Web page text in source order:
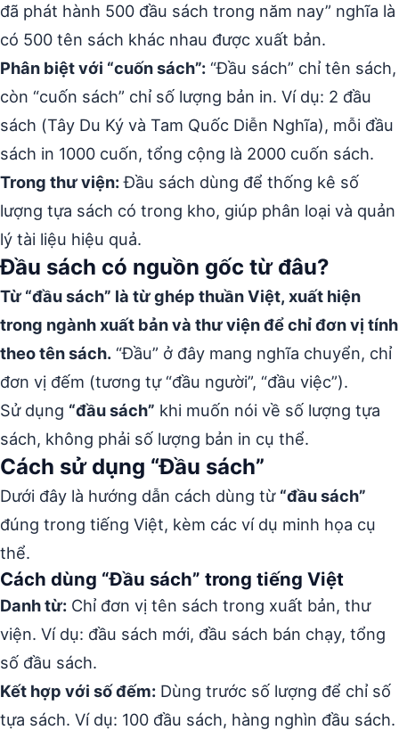
đã phát hành 500 đầu sách trong năm nay” nghĩa là
có 500 tên sách khác nhau được xuất bản.
Phân biệt với “cuốn sách”: “Đầu sách” chỉ tên sách,
còn “cuốn sách” chỉ số lượng bản in. Ví dụ: 2 đầu
sách (Tây Du Ký và Tam Quốc Diễn Nghĩa), mỗi đầu
sách in 1000 cuốn, tổng cộng là 2000 cuốn sách.
Trong thư viện:Đầu sách dùng để thống kê số
lượng tựa sách có trong kho, giúp phân loại và quản
lý tài liệu hiệu quả.
Đầu sách có nguồn gốc từ đâu?
Từ “đầu sách” là từ ghép thuần Việt, xuất hiện
trong ngành xuất bản và thư viện để chỉ đơn vị tính
theo tên sách. “Đầu” ở đây mang nghĩa chuyển, chỉ
đơn vị đếm (tương tự “đầu người”, “đầu việc”).
Sử dụng “đầu sách” khi muốn nói về số lượng tựa
sách, không phải số lượng bản in cụ thể.
Cách sử dụng “Đầu sách”
Dưới đây là hướng dẫn cách dùng từ “đầu sách”
đúng trong tiếng Việt, kèm các ví dụ minh họa cụ
thể.
Cách dùng “Đầu sách” trong tiếng Việt
Danh từ: Chỉ đơn vị tên sách trong xuất bản, thư
viện. Ví dụ: đầu sách mới, đầu sách bán chạy, tổng
số đầu sách.
Kết hợp với số đếm: Dùng trước số lượng để chỉ số
tựa sách. Ví dụ: 100 đầu sách, hàng nghìn đầu sách.